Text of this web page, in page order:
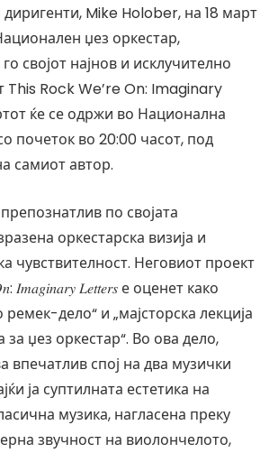
Mike Holober, на 18 март
џез оркестар,
својот најнов и исклучително
This Rock We’re On: Imaginary
ќе се одржи во Национална
почеток во 20:00 часот, под
самиот автор.
по својата
оркестарска визија и
чувствителност. Неговиот проект
𝐼𝑚𝑎𝑔𝑖𝑛𝑎𝑟𝑦 𝐿𝑒𝑡𝑡𝑒𝑟𝑠 е оценет како
дело“ и „мајсторска лекција
за џез оркестар“. Во ова дело,
впечатлив спој на два музички
ја суптилната естетика на
музика, нагласена преку
звучност на виолончелото,